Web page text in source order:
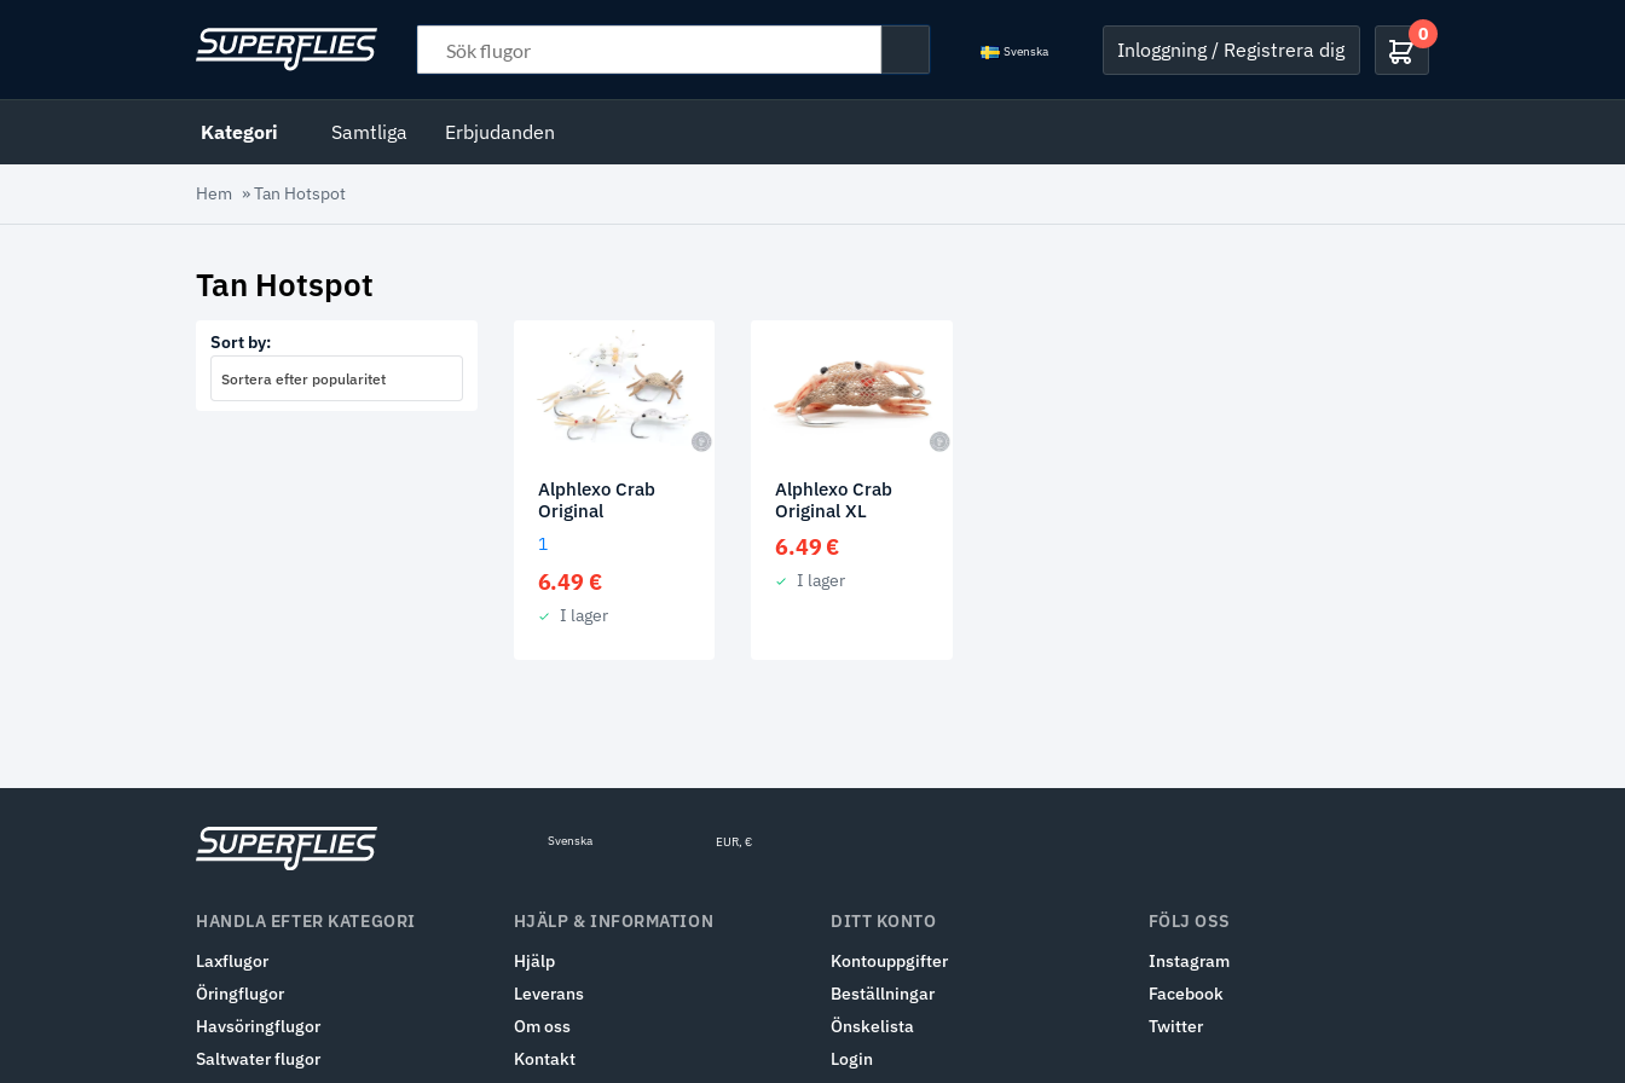
Svenska Inloggning / Registrera dig
0
Kategori Samtliga Erbjudanden
Hem »Tan Hotspot
Tan Hotspot
Sort by:
Sortera efter popularitet
Alphlexo Crab
Original
1
6.49 €
I lager
Alphlexo Crab
Original XL
6.49 €
I lager
Svenska EUR, €
HANDLA EFTER KATEGORI
Laxflugor
Öringflugor
Havsöringflugor
Saltwater flugor
HJÄLP & INFORMATION
Hjälp
Leverans
Om oss
Kontakt
DITT KONTO
Kontouppgifter
Beställningar
Önskelista
Login
FÖLJ OSS
Instagram
Facebook
Twitter